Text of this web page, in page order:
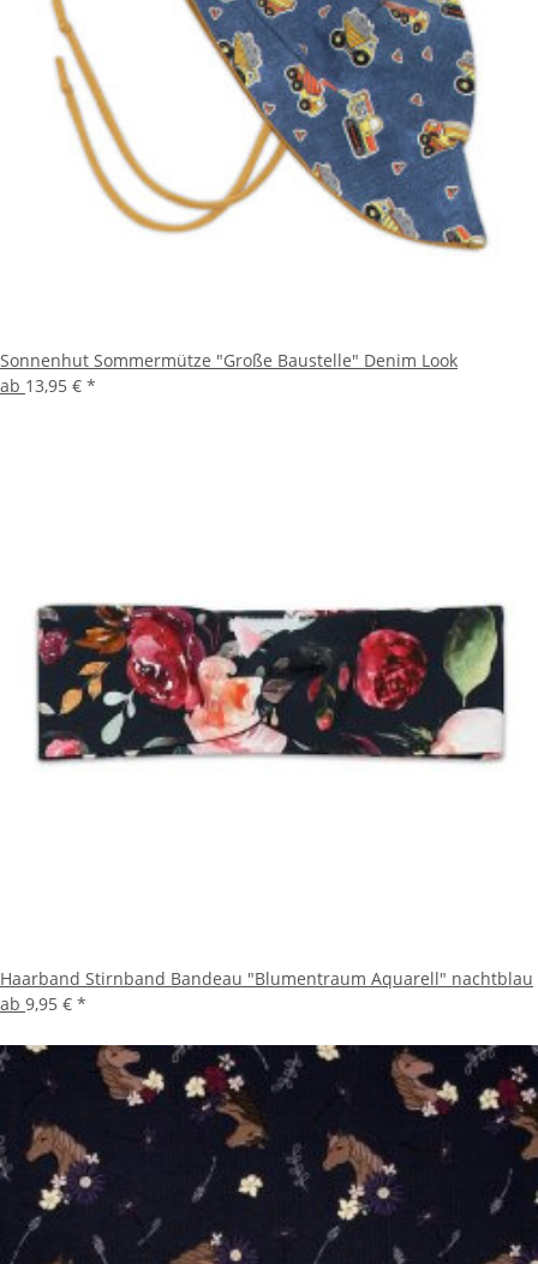
Sonnenhut Sommermütze "Große Baustelle" Denim Look
ab 13,95 € *
Haarband Stirnband Bandeau "Blumentraum Aquarell" nachtblau
ab 9,95 € *